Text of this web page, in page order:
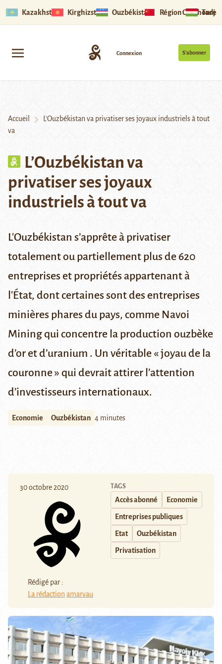
Kazakhstan Kirghizstan Ouzbékistan Région Ouïghoure
S’abonner
Connexion
Accueil
L’Ouzbékistan va privatiser ses joyaux industriels à tout
va
L’Ouzbékistan va
privatiser ses joyaux
industriels à tout va
L'Ouzbékistan s’apprête à privatiser
totalement ou partiellement plus de 620
entreprises et propriétés appartenant à
l'État, dont certaines sont des entreprises
minières phares du pays, comme Navoi
Mining qui concentre la production ouzbèke
d’or et d’uranium . Un véritable « joyau de la
couronne » qui devrait attirer l’attention
d’investisseurs internationaux.
Economie Ouzbékistan 4 minutes
30 octobre 2020
Rédigé par :
La rédaction amarvau
TAGS
Accès abonné Economie
Entreprises publiques
Etat Ouzbékistan
Privatisation